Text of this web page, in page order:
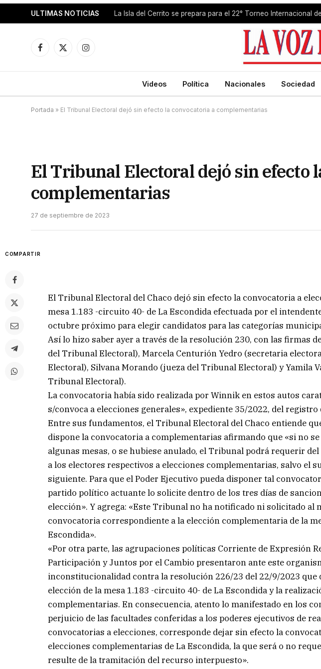
ULTIMAS NOTICIAS
Facebook
X
Instagram
Videos Política Nacionales Sociedad
Portada » El Tribunal Electoral dejó sin efecto la convocatoria a complementarias
El Tribunal Electoral dejó sin efecto
complementarias
27 de septiembre de 2023
COMPARTIR
El Tribunal Electoral del Chaco dejó sin efecto la convocatoria a
mesa 1.183 -circuito 40- de La Escondida efectuada por el
octubre próximo para elegir candidatos para las categorías
Así lo hizo saber ayer a través de la resolución 230, con las firmas
del Tribunal Electoral), Marcela Centurión Yedro (secretaria
Electoral), Silvana Morando (jueza del Tribunal Electoral) y Yamila
Tribunal Electoral).
La convocatoria había sido realizada por Winnik en estos autos
s/convoca a elecciones generales», expediente 35/2022, del
Entre sus fundamentos, el Tribunal Electoral del Chaco entiende
dispone la convocatoria a complementarias afirmando que «si no
algunas mesas, o se hubiese anulado, el Tribunal podrá requerir
a los electores respectivos a elecciones complementarias, salvo el
siguiente. Para que el Poder Ejecutivo pueda disponer tal
partido político actuante lo solicite dentro de los tres días de
elección». Y agrega: «Este Tribunal no ha notificado ni solicitado al
convocatoria correspondiente a la elección complementaria de la
Escondida».
«Por otra parte, las agrupaciones políticas Corriente de Expresión
Participación y Juntos por el Cambio presentaron ante este
inconstitucionalidad contra la resolución 226/23 del 22/9/2023 que
elección de la mesa 1.183 -circuito 40- de La Escondida y la
complementarias. En consecuencia, atento lo manifestado en los
perjuicio de las facultades conferidas a los poderes ejecutivos de
convocatorias a elecciones, corresponde dejar sin efecto la
elecciones complementarias de La Escondida, la que será o no
resulte de la tramitación del recurso interpuesto».